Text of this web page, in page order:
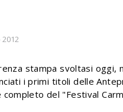
2012
stampa svoltasi
i primi titoli delle
del "Festival